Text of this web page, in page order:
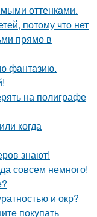
оттенками.
потому что нет
прямо в
фантазию.
на полиграфе
когда
знают!
совсем немного!
и окр?
покупать